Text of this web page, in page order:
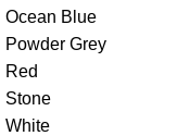
Ocean Blue
Powder Grey
Red
Stone
White